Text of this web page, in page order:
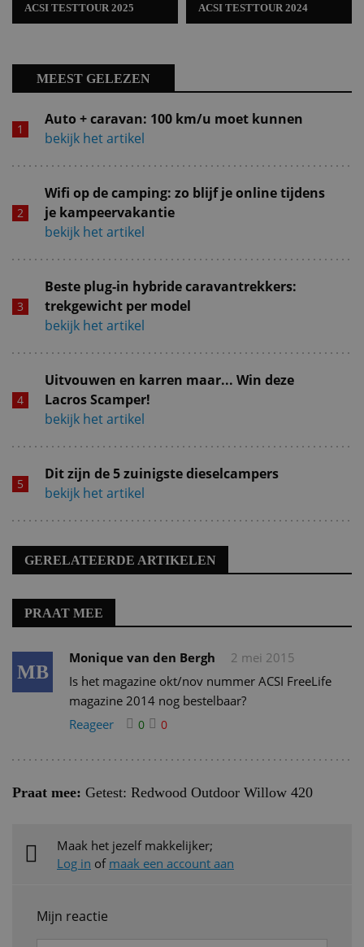
ACSI TESTTOUR 2025 ACSI TESTTOUR 2024
MEEST GELEZEN
Auto + caravan: 100 km/u moet kunnen
bekijk het artikel
Wifi op de camping: zo blijf je online tijdens
je kampeervakantie
bekijk het artikel
Beste plug-in hybride caravantrekkers:
trekgewicht per model
bekijk het artikel
Uitvouwen en karren maar... Win deze
Lacros Scamper!
bekijk het artikel
Dit zijn de 5 zuinigste dieselcampers
bekijk het artikel
GERELATEERDE ARTIKELEN
PRAAT MEE
MB
Monique van den Bergh
2 mei 2015
Is het magazine okt/nov nummer ACSI FreeLife
magazine 2014 nog bestelbaar?
Reageer
0 0
Praat mee: Getest: Redwood Outdoor Willow 420
Maak het jezelf makkelijker;
Log in of maak een account aan
Mijn reactie